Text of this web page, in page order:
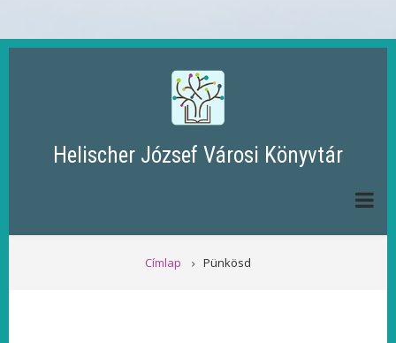
Helischer József Városi Könyvtár
Címlap Pünkösd